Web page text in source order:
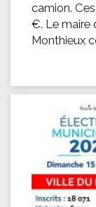
camion.
€. Le maire
Monthieux